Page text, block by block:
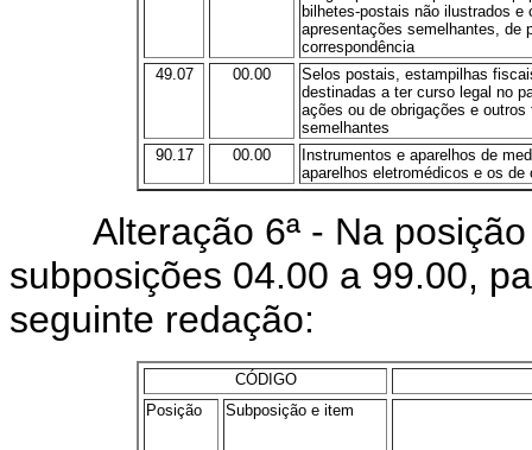
bilhetes-postais não ilustrados
apresentações semelhantes, de
correspondência
49.07
00.00
Selos postais, estampilhas
destinadas a ter curso legal no
ações ou de obrigações e
semelhantes
90.17
00.00
Instrumentos e aparelhos de
aparelhos eletromédicos e os de
Alteração 6ª - Na posição
subposições 04.00 a 99.00,
seguinte redação:
CÓDIGO
Posição
Subposição e item